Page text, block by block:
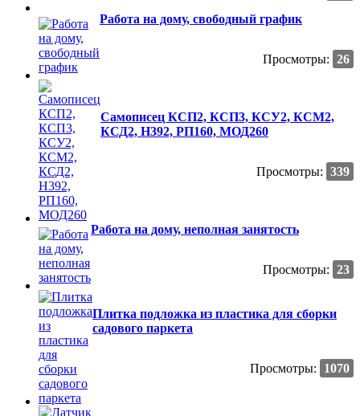
Работа на дому, свободный график
Просмотры: 26
Самописец КСП2, КСП3, КСУ2, КСМ2,
КСД2, Н392, РП160, МОД260
Просмотры: 339
Работа на дому, неполная занятость
Просмотры: 23
Плитка подложка из пластика для сборки
садового паркета
Просмотры: 1070